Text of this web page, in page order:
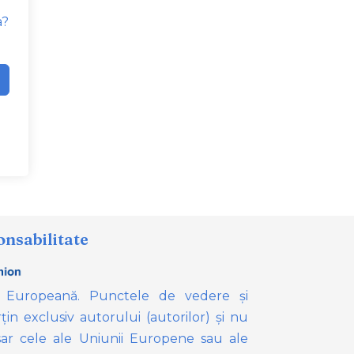
Punctele de vedere și
exclusiv autorului (autorilor) și nu
cele ale Uniunii Europene sau ale